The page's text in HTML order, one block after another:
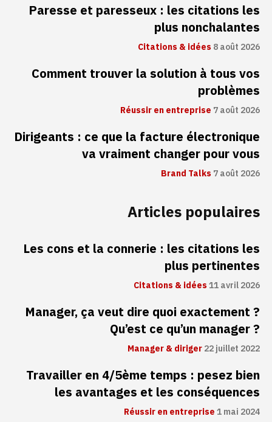
Paresse et paresseux : les citations les
plus nonchalantes
Citations & idées8 août 2026
Comment trouver la solution à tous vos
problèmes
Réussir en entreprise 7 août 2026
Dirigeants : ce que la facture électronique
va vraiment changer pour vous
Brand Talks7 août 2026
Articles populaires
Les cons et la connerie : les citations les
plus pertinentes
Citations & idées11 avril 2026
Manager, ça veut dire quoi exactement ?
Qu’est ce qu’un manager ?
Manager & diriger22 juillet 2022
Travailler en 4/5ème temps : pesez bien
les avantages et les conséquences
Réussir en entreprise1 mai 2024